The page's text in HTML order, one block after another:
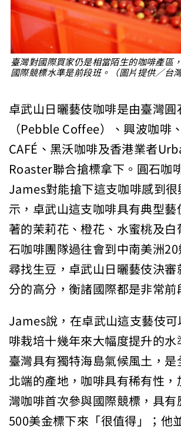
臺灣對國際買家仍是相當陌生的咖啡產區
國際競標水準是前段班。（圖片提供／台
卓武山日曬藝伎咖啡是由臺灣
（Pebble Coffee）、興波咖啡
CAFÉ、黑沃咖啡及香港業者
Roaster聯合搶標拿下。圓石咖
James對能搶下這支咖啡感到
示，卓武山這支咖啡具有典型
著的茉莉花、橙花、水蜜桃及
石咖啡團隊過往會到中南美洲
尋找生豆，卓武山日曬藝伎決
分的高分，衡諸國際都是非常
James說，在卓武山這支藝伎
啡栽培十幾年來大幅度提升的
臺灣具有獨特海島氣候風土，
北端的產地，咖啡具有稀有性
灣咖啡首次參與國際競標，具
500美金標下來「很值得」；他